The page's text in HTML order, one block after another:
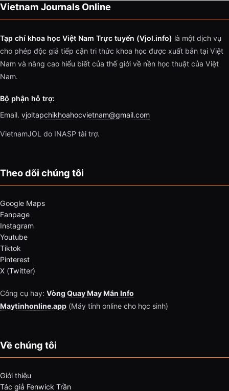
Vietnam Journals Online
Tạp chí khoa học Việt Nam Trực tuyến (Vjol.info) là một dịch vụ
cho phép độc giả tiếp cận tri thức khoa học được xuất bản tại Việt
Nam và nâng cao hiểu biết của thế giới về nền học thuật của Việt
Nam.
Bộ phận hỗ trợ:
Email. vjoltapchikhoahocvietnam@gmail.com
VietnamJOL do INASP tài trợ.
Theo dõi chúng tôi
Google Maps
Fanpage
Instagram
Youtube
Tiktok
Pinterest
X (Twitter)
Công cụ hay: Vòng Quay May Mắn Info
Maytinhonline.app (Máy tính online cho học sinh)
Về chúng tôi
Giới thiệu
Tác giả Fenwick Trần